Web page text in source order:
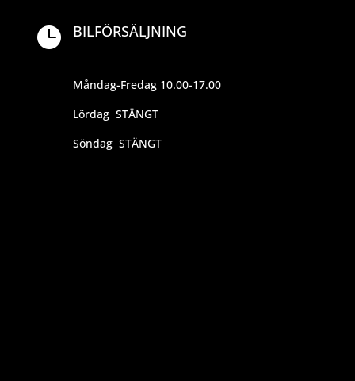
 BILFÖRSÄLJNING
Måndag-Fredag 10.00-17.00
Lördag STÄNGT
Söndag STÄNGT